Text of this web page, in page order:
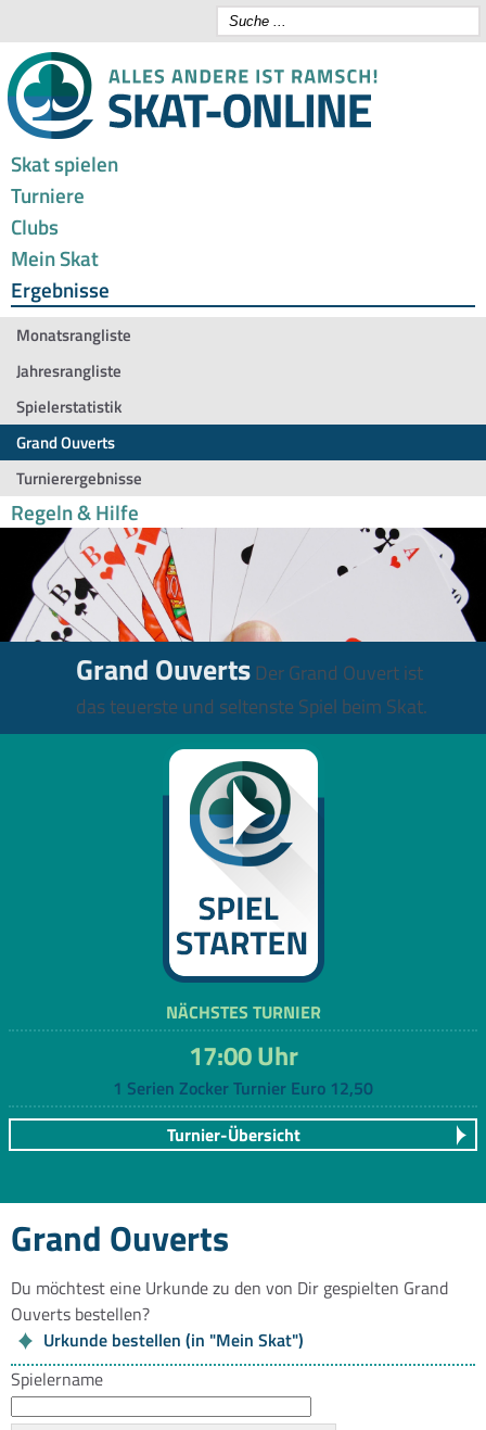
Skat spielen
Turniere
Clubs
Mein Skat
Ergebnisse
Monatsrangliste
Jahresrangliste
Spielerstatistik
Grand Ouverts
Turnierergebnisse
Regeln & Hilfe
Grand OuvertsDer Grand Ouvert ist
das teuerste und seltenste Spiel beim Skat.
NÄCHSTES TURNIER
17:00 Uhr
1 Serien Zocker Turnier Euro 12,50
Turnier-Übersicht
Grand Ouverts
Du möchtest eine Urkunde zu den von Dir gespielten Grand
Ouverts bestellen?
Urkunde bestellen (in "Mein Skat")
Spielername